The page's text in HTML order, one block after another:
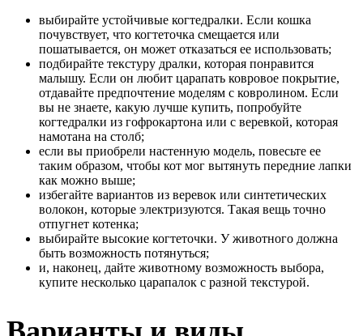
выбирайте устойчивые когтедралки. Если кошка
почувствует, что когтеточка смещается или
пошатывается, он может отказаться ее использовать;
подбирайте текстуру дралки, которая понравится
малышу. Если он любит царапать ковровое покрытие,
отдавайте предпочтение моделям с ковролином. Если
вы не знаете, какую лучше купить, попробуйте
когтедралки из гофрокартона или с веревкой, которая
намотана на столб;
если вы приобрели настенную модель, повесьте ее
таким образом, чтобы кот мог вытянуть передние лапки
как можно выше;
избегайте вариантов из веревок или синтетических
волокон, которые электризуются. Такая вещь точно
отпугнет котенка;
выбирайте высокие когтеточки. У животного должна
быть возможность потянуться;
и, наконец, дайте животному возможность выбора,
купите несколько царапалок с разной текстурой.